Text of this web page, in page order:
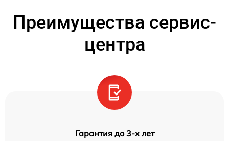
Преимущества сервис-
центра
Гарантия до 3-х лет